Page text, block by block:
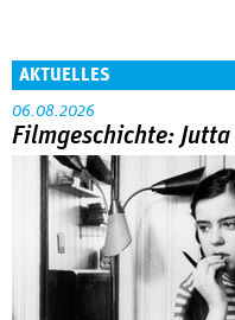
AKTUELLES
06.08.2026
Filmgeschichte: